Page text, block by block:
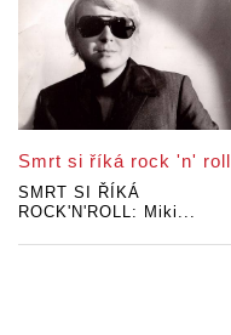
Smrt si říká rock 'n' roll
SMRT SI ŘÍKÁ
ROCK'N'ROLL: Miki...